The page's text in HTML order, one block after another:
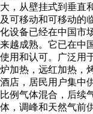
大，从壁挂式到垂直
及可移动和可移动的
化设备已经在中国市
来越成熟。它已在中
使用和认可。广泛用
炉加热，远红加热，
酒店，居民用户集中
比例气体混合，后续
体，调峰和天然气前